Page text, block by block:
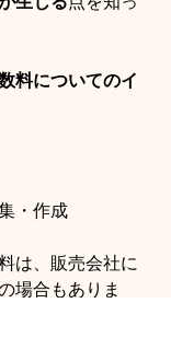
料についてのイ
・作成
は、販売会社に
場合もありま